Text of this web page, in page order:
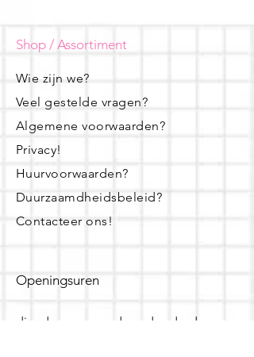
Shop / Assortiment
Wie zijn we?
Veel gestelde vragen?
Algemene voorwaarden?
Privacy!
Huurvoorwaarden?
Duurzaamdheidsbeleid?
Contacteer ons!
Openingsuren
dinsdag - woensdag- donderdag: